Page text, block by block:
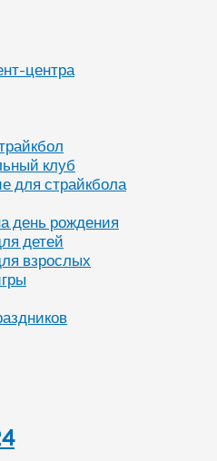
центра
клуб
для страйкбола
день рождения
детей
взрослых